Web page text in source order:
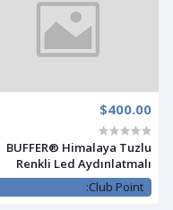
$400.00
BUFFER® Himalaya Tuzlu
Renkli Led Aydınlatmalı
200ml Hava Nemlendiricili
Aromaterapi Difüzörü
Club Point: